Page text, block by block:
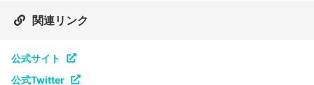
関連リンク
公式サイト
公式Twitter